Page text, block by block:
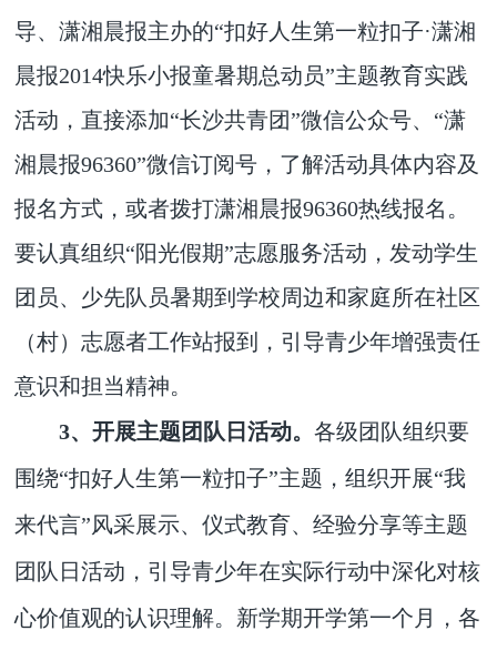
导、潇湘晨报主办的“扣好人生第一粒扣子·潇湘
晨报2014快乐小报童暑期总动员”主题教育实践
活动，直接添加“长沙共青团”微信公众号、“潇
湘晨报96360”微信订阅号，了解活动具体内容及
报名方式，或者拨打潇湘晨报96360热线报名。
要认真组织“阳光假期”志愿服务活动，发动学生
团员、少先队员暑期到学校周边和家庭所在社区
（村）志愿者工作站报到，引导青少年增强责任
意识和担当精神。
3、开展主题团队日活动。各级团队组织要
围绕“扣好人生第一粒扣子”主题，组织开展“我
来代言”风采展示、仪式教育、经验分享等主题
团队日活动，引导青少年在实际行动中深化对核
心价值观的认识理解。新学期开学第一个月，各